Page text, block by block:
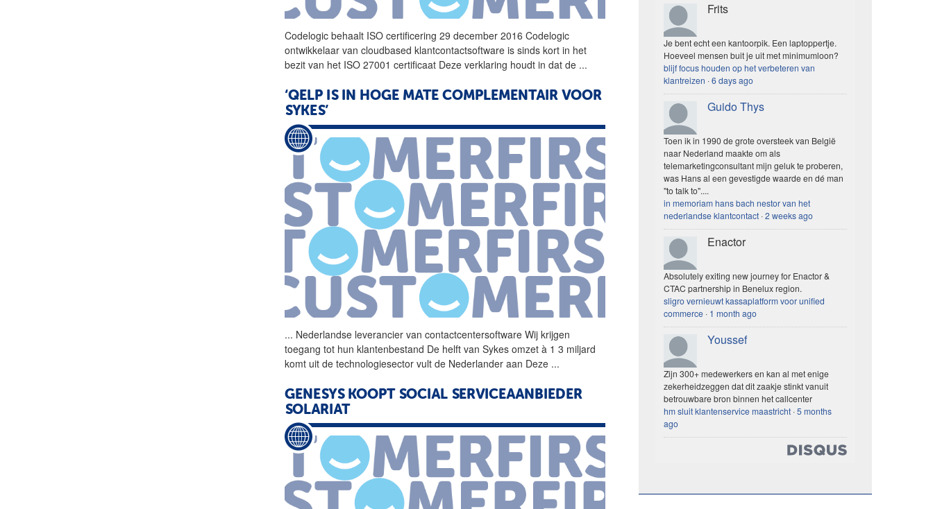
Codelogic behaalt ISO certificering 29 december 2016 Codelogic
ontwikkelaar van cloudbased klantcontactsoftware is sinds kort in het
bezit van het ISO 27001 certificaat Deze verklaring houdt in dat de ...
‘QELP IS IN HOGE MATE COMPLEMENTAIR VOOR
SYKES’
... Nederlandse leverancier vancontactcentersoftware Wij krijgen
toegang tot hun klantenbestand De helft van Sykes omzet à 1 3 miljard
komt uit de technologiesector vult de Nederlander aan Deze ...
GENESYS KOOPT SOCIAL SERVICEAANBIEDER
SOLARIAT
Frits
Je bent echt een kantoorpik. Een laptoppertje.
Hoeveel mensen buit je uit met minimumloon?
blijf focus houden op het verbeteren van
klantreizen ·6 days ago
Guido Thys
Toen ik in 1990 de grote oversteek van België
naar Nederland maakte om als
telemarketingconsultant mijn geluk te proberen,
was Hans al een gevestigde waarde en dé man
"to talk to"....
in memoriam hans bach nestor van het
nederlandse klantcontact ·2 weeks ago
Enactor
Absolutely exiting new journey for Enactor &
CTAC partnership in Benelux region.
sligro vernieuwt kassaplatform voor unified
commerce · 1 month ago
Youssef
Zijn 300+ medewerkers en kan al met enige
zekerheidzeggen dat dit zaakje stinkt vanuit
betrouwbare bron binnen het callcenter
hm sluit klantenservice maastricht ·5 months
ago